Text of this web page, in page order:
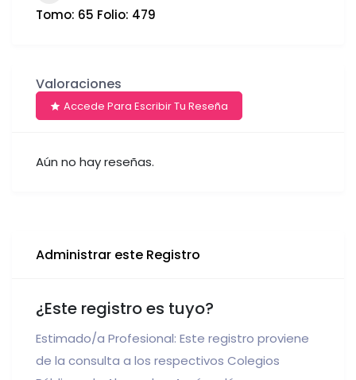
Tomo: 65 Folio: 479
Valoraciones
Accede Para Escribir Tu Reseña
Aún no hay reseñas.
Administrar este Registro
¿Este registro es tuyo?
Estimado/a Profesional: Este registro proviene
de la consulta a los respectivos Colegios